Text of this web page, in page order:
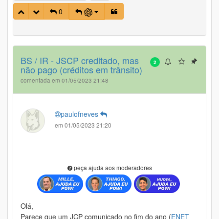
0
2
BS / IR - JSCP creditado, mas
não pago (créditos em trânsito)
comentada em 01/05/2023 21:48
paulofneves
em 01/05/2023 21:20
peça ajuda aos moderadores
Olá,
Parece que um JCP comunicado no fim do ano (ENET